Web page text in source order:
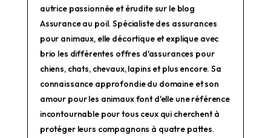
autrice passionnée et érudite sur le blog
Assurance au poil. Spécialiste des assurances
pour animaux, elle décortique et explique avec
brio les différentes offres d'assurances pour
chiens, chats, chevaux, lapins et plus encore. Sa
connaissance approfondie du domaine et son
amour pour les animaux font d'elle une référence
incontournable pour tous ceux qui cherchent à
protéger leurs compagnons à quatre pattes.